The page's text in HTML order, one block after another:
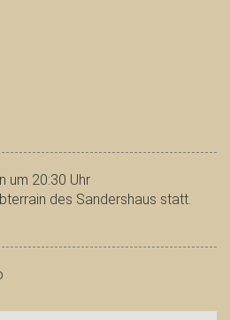
um 20:30 Uhr
des Sandershaus statt.